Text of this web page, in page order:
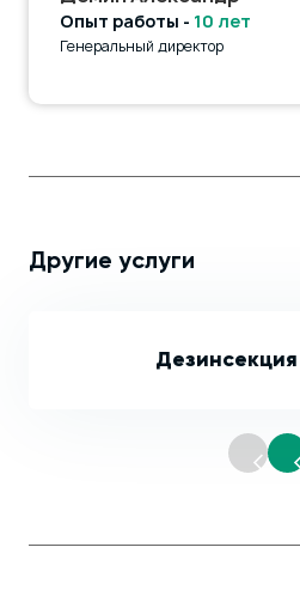
Опыт работы - 10 лет
Генеральный директор
Другие услуги
Дезинсекция